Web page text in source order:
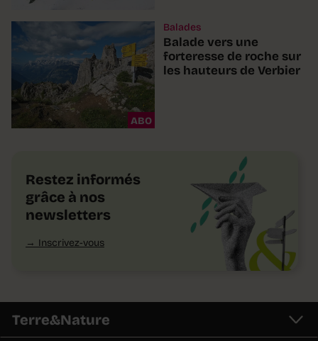
ABO
Balades
Balade vers une
forteresse de roche sur
les hauteurs de Verbier
Restez informés
grâce à nos
newsletters
Inscrivez-vous
Terre&Nature